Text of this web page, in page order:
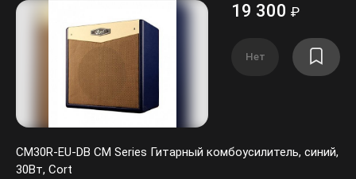
19 300 ₽
Нет
CM30R-EU-DB CM Series Гитарный комбоусилитель, синий,
30Вт, Cort